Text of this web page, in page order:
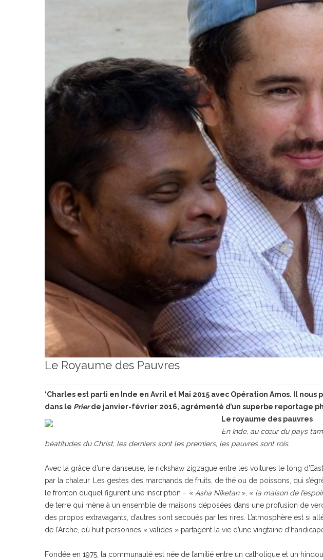
Le Royaume des Pauvres
‘Charles est parti en Inde en Avril et Mai 2015 avec Opération Amos. Il
dans le Prierde janvier-février 2016, agrémenté d’un superbe reportage
Le royaume des pauvres
En Inde, au cœur du pays
béatitudes du Christ, les derniers sont les premiers, les pauvres sont rois.
Avec la grâce d’une danseuse, le rickshaw zigzague entre les voitures le long
par la chaleur. Les gestes des marchands de fruits, de thé ou de poissons, qui
le fronton duquel figurent une inscription – « Asha Niketan», « la maison de l’espoir
de terre qui mène à un ensemble de maisons déposées dans une profusion de
des propos extravagants, d’autres sont secoués par les rires. L’atmosphère est si
de l’Arche, où huit personnes « valides » partagent la vie d’une vingtaine
Fondée en 1975, la communauté est née de l’amitié entre un catholique et un